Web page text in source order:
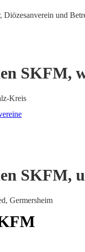
Diözesanverein und
SKFM,
Kreis
SKFM,
Germersheim